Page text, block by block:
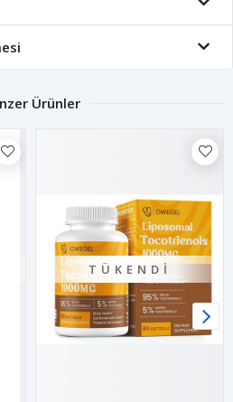
Ürünler
TÜKENDI